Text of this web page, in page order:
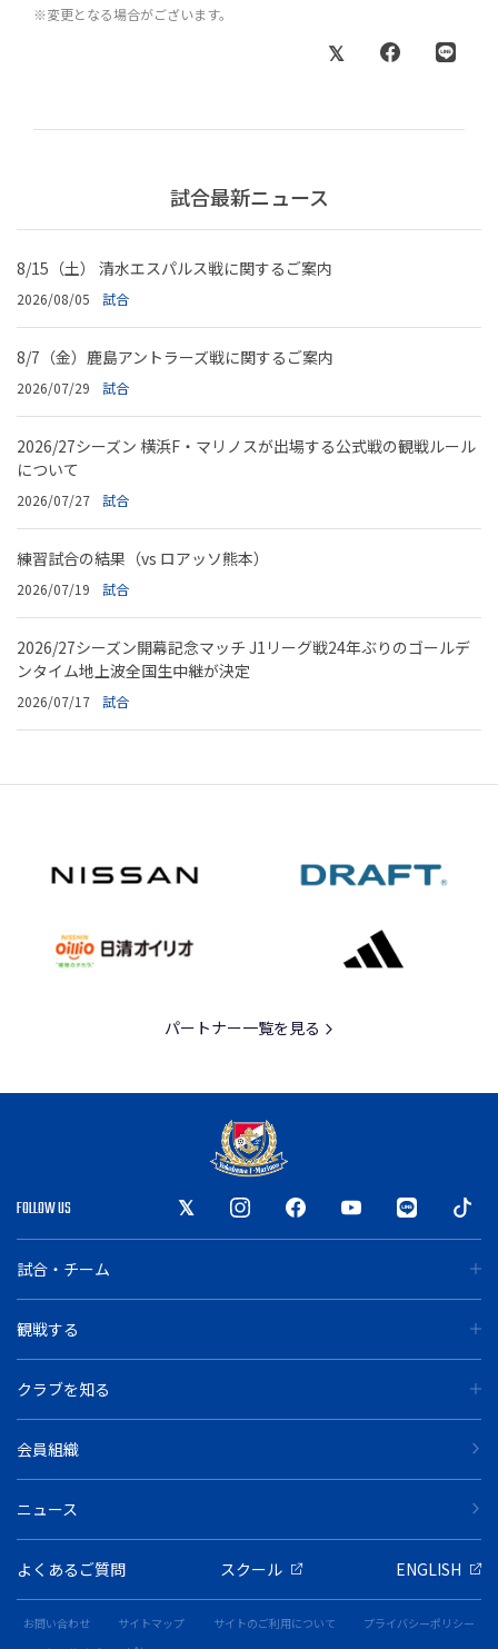
※変更となる場合がございます。
試合最新ニュース
8/15（土） 清水エスパルス戦に関するご案内
2026/08/05 試合
8/7（金）鹿島アントラーズ戦に関するご案内
2026/07/29 試合
2026/27シーズン 横浜F・マリノスが出場する公式戦の観戦ルール
について
2026/07/27 試合
練習試合の結果（vs ロアッソ熊本）
2026/07/19 試合
2026/27シーズン開幕記念マッチ J1リーグ戦24年ぶりのゴールデ
ンタイム地上波全国生中継が決定
2026/07/17 試合
パートナー一覧を見る
FOLLOW US
試合・チーム
観戦する
クラブを知る
会員組織
ニュース
よくあるご質問 スクール ENGLISH
お問い合わせ サイトマップ サイトのご利用について
プライバシーポリシー